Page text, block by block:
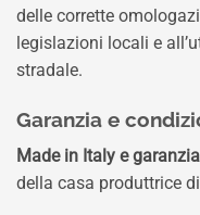
delle corrette
legislazioni locali e
stradale.
Garanzia e
Made in Italy e
della casa produttrice